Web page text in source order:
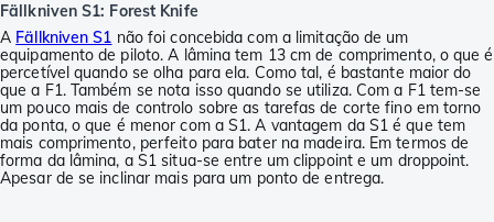
Fällkniven S1: Forest Knife
A Fällkniven S1 não foi concebida com a limitação de um
equipamento de piloto. A lâmina tem 13 cm de comprimento, o que é
percetível quando se olha para ela. Como tal, é bastante maior do
que a F1. Também se nota isso quando se utiliza. Com a F1 tem-se
um pouco mais de controlo sobre as tarefas de corte fino em torno
da ponta, o que é menor com a S1. A vantagem da S1 é que tem
mais comprimento, perfeito para bater na madeira. Em termos de
forma da lâmina, a S1 situa-se entre um clippoint e um droppoint.
Apesar de se inclinar mais para um ponto de entrega.